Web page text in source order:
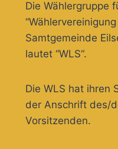
Die Wählergruppe
Samtgemeinde
lautet “WLS“.
Die WLS hat ihren
der Anschrift des/
Vorsitzenden.